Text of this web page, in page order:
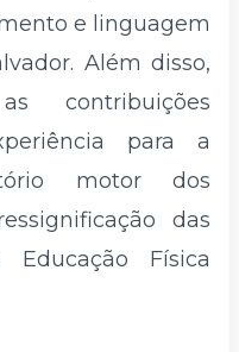
e linguagem
Além disso,
contribuições
para a
motor dos
das
Física